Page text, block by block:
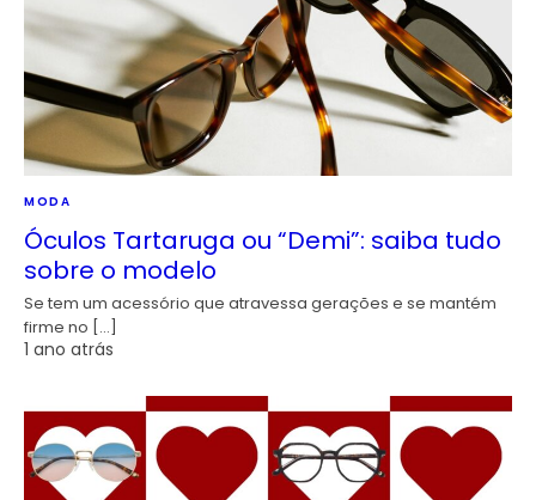
MODA
Óculos Tartaruga ou “Demi”: saiba tudo
sobre o modelo
Se tem um acessório que atravessa gerações e se mantém
firme no […]
1 ano atrás